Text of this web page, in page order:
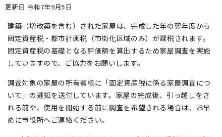
更新日 令和7年9月5日
建築（増改築を含む）された家屋は、完成した年の翌年度から
固定資産税・都市計画税（市街化区域のみ）が課税されます。
固定資産税の基礎となる評価額を算出するため家屋調査を実施
していますので、ご協力をお願いします。
調査対象の家屋の所有者様に「固定資産税に係る家屋調査につ
いて」の通知を送付しています。家屋の完成後、引っ越しをさ
れる前や、使用を開始する前に調査を希望される場合は、お早
めに市役所へご連絡ください。